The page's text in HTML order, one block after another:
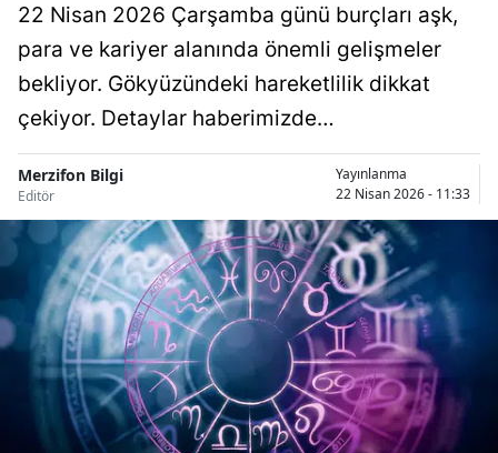
22 Nisan 2026 Çarşamba günü burçları aşk,
para ve kariyer alanında önemli gelişmeler
bekliyor. Gökyüzündeki hareketlilik dikkat
çekiyor. Detaylar haberimizde…
Merzifon Bilgi
Editör
Yayınlanma
22 Nisan 2026 - 11:33